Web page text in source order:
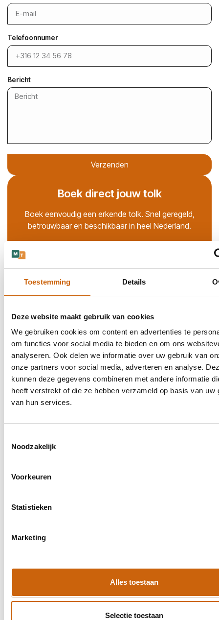
Toestemming Details
Deze website maakt gebruik van cookies
We gebruiken cookies om content en advertenties te
om functies voor social media te bieden en om ons
analyseren. Ook delen we informatie over uw gebruik van
onze partners voor social media, adverteren en analyse.
kunnen deze gegevens combineren met andere informatie
heeft verstrekt of die ze hebben verzameld op basis van uw
van hun services.
Noodzakelijk
Voorkeuren
Statistieken
Marketing
Alles toestaan
Selectie toestaan
Telefoonnumer
Bericht
Verzenden
Boek direct jouw tolk
Boek eenvoudig een erkende tolk. Snel geregeld,
betrouwbaar en beschikbaar in heel Nederland.
Vragen? Neem contact op
Heb je een vraag over onze diensten of werkwijze?
Neem contact op.
Contact opnemen
aan kwaliteit, transparantie en continue optimalisatie.
ISO 27001